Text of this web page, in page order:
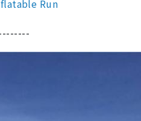
Run